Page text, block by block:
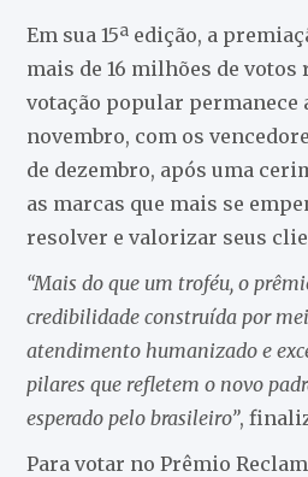
Em sua 15ª edição, a
mais de 16 milhões de votos
votação popular permanece
novembro, com os
de dezembro, após uma
as marcas que mais se
resolver e valorizar seus
“Mais do que um troféu, o
credibilidade construída por
atendimento humanizado e
pilares que refletem o novo
esperado pelo brasileiro”,
Para votar no Prêmio